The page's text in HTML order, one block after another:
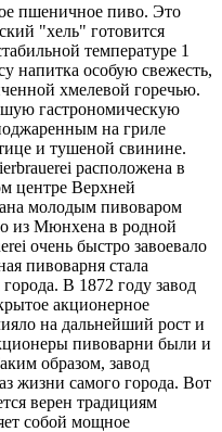
пшеничное пиво. Это
"хель" готовится
температуре 1
напитка особую свежесть,
хмелевой горечью.
гастрономическую
на гриле
и тушеной свинине.
расположена в
центре Верхней
молодым пивоваром
из Мюнхена в родной
очень быстро завоевало
пивоварня стала
В 1872 году завод
акционерное
на дальнейший рост и
пивоварни были и
образом, завод
жизни самого города. Вот
верен традициям
собой мощное